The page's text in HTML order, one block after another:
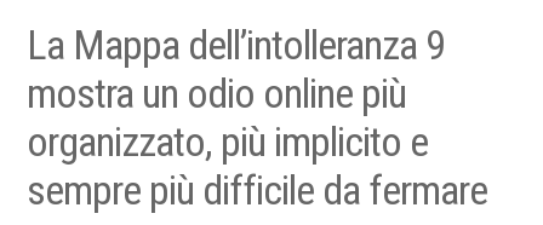
La Mappa dell’intolleranza 9
mostra un odio online più
organizzato, più implicito e
sempre più difficile da fermare